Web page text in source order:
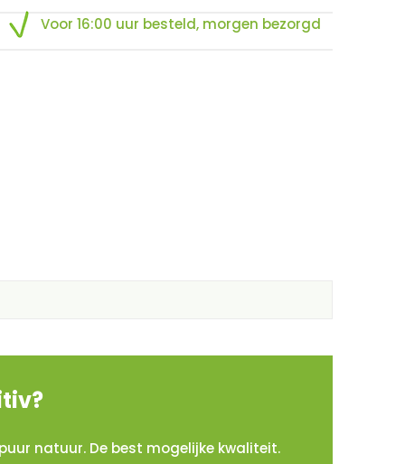
Voor 16:00 uur besteld, morgen bezorgd
natuur. De best mogelijke kwaliteit.